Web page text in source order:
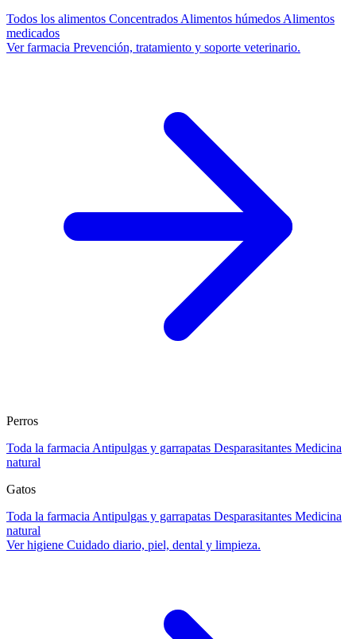
Todos los alimentos Concentrados Alimentos húmedos Alimentos
medicados
Ver farmacia Prevención, tratamiento y soporte veterinario.
Perros
Toda la farmacia Antipulgas y garrapatas Desparasitantes Medicina
natural
Gatos
Toda la farmacia Antipulgas y garrapatas Desparasitantes Medicina
natural
Ver higiene Cuidado diario, piel, dental y limpieza.